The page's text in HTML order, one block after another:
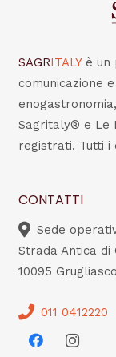
SAGRITALY è un
comunicazione
Sagritaly® e Le
registrati. Tutti i
CONTATTI
Sede
Strada Antica di
10095
011 0412220